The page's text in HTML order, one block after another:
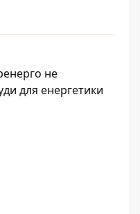
не
для енергетики